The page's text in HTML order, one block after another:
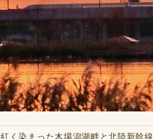
紅く染まった木場潟湖畔と北陸新幹線